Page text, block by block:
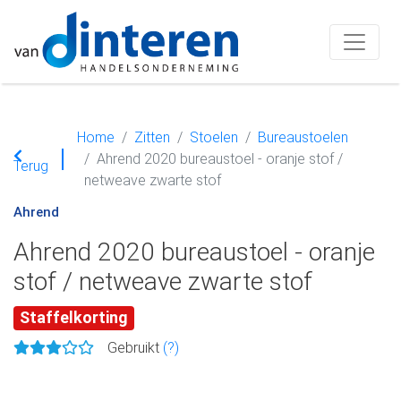
Terug
Home Zitten Stoelen
Bureaustoelen
Ahrend 2020 bureaustoel - oranje stof /
netweave zwarte stof
Ahrend
Ahrend 2020 bureaustoel - oranje
stof / netweave zwarte stof
Staffelkorting
Gebruikt (?)